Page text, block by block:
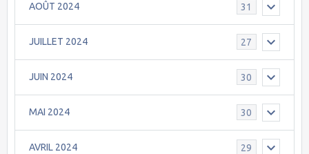
AOÛT 2024 31
JUILLET 2024 27
JUIN 2024 30
MAI 2024 30
AVRIL 2024 29